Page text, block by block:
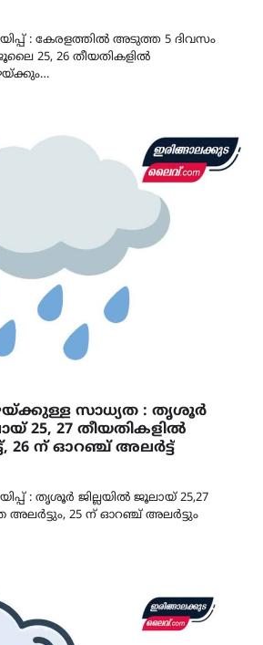
: കേരളത്തിൽ അടുത്ത 5 ദിവസം
25, 26 തീയതികളിൽ
സാധ്യത : തൃശൂർ
25, 27 തീയതികളിൽ
26 ന് ഓറഞ്ച് അലർട്ട്
: തൃശൂർ ജില്ലയിൽ ജൂലായ് 25,27
അലർട്ടും, 25 ന് ഓറഞ്ച് അലർട്ടും